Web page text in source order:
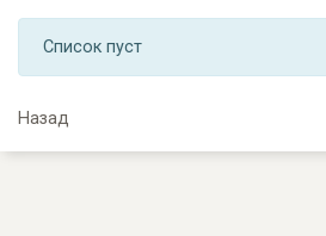
Список пуст
Назад